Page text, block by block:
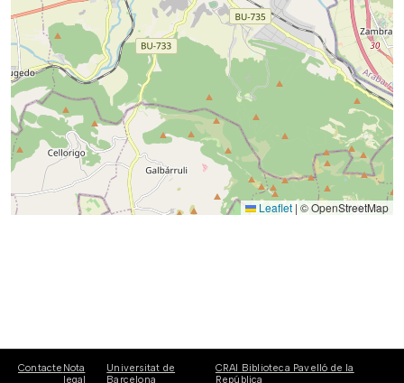
Leaflet | © OpenStreetMap
Contacte Nota
legal
Universitat de
Barcelona
CRAI Biblioteca Pavelló de la
República